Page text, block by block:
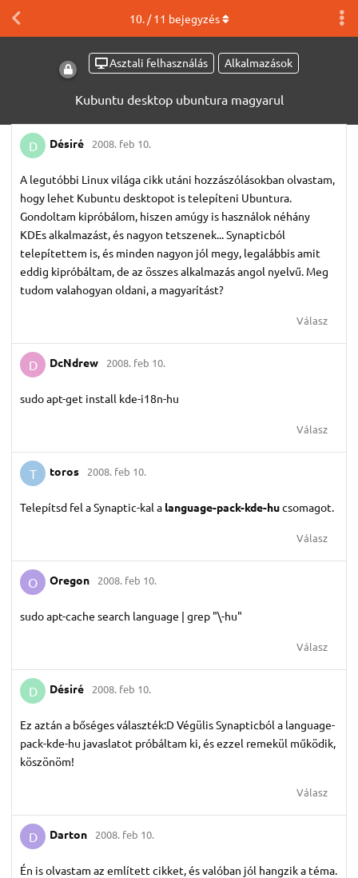
Asztali felhasználás Alkalmazások
Kubuntu desktop ubuntura magyarul
10. /11 bejegyzés
D Désiré 2008. feb 10.
A legutóbbi Linux világa cikk utáni hozzászólásokban olvastam,
hogy lehet Kubuntu desktopot is telepíteni Ubuntura.
Gondoltam kipróbálom, hiszen amúgy is használok néhány
KDEs alkalmazást, és nagyon tetszenek... Synapticból
telepítettem is, és minden nagyon jól megy, legalábbis amit
eddig kipróbáltam, de az összes alkalmazás angol nyelvű. Meg
tudom valahogyan oldani, a magyarítást?
Válasz
D DcNdrew 2008. feb 10.
sudo apt-get install kde-i18n-hu
Válasz
T toros 2008. feb 10.
Telepítsd fel a Synaptic-kal a language-pack-kde-hucsomagot.
Válasz
O Oregon 2008. feb 10.
sudo apt-cache search language | grep "\-hu"
Válasz
D Désiré 2008. feb 10.
Ez aztán a bőséges választék:D Végülis Synapticból a language-
pack-kde-hu javaslatot próbáltam ki, és ezzel remekül működik,
köszönöm!
Válasz
D Darton 2008. feb 10.
Én is olvastam az említett cikket, és valóban jól hangzik a téma.